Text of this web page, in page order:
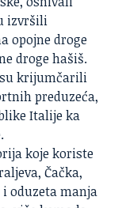
izvršili
opojne droge
droge hašiš.
su krijumčarili
preduzeća,
Italije ka
koje koriste
Čačka,
i oduzeta manja